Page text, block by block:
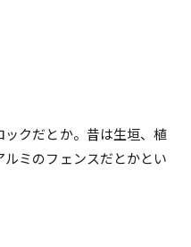
クだとか。昔は生垣、植
ミのフェンスだとかとい